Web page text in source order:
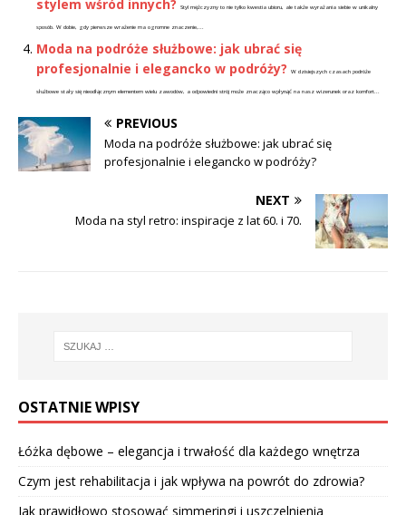
stylem wśród innych?
Styl mężczyzny to nie tylko kwestia ubioru, ale także wyrażania siebie w unikalny
sposób. W dobie, gdy pierwsze wrażenie ma ogromne znaczenie,...
Moda na podróże służbowe: jak ubrać się
profesjonalnie i elegancko w podróży?
W dzisiejszych czasach podróże
służbowe stały się nieodłącznym elementem wielu zawodów, a odpowiedni strój może znacząco wpłynąć na nasz wizerunek oraz komfort...
PREVIOUS
Moda na podróże służbowe: jak ubrać się
profesjonalnie i elegancko w podróży?
NEXT
Moda na styl retro: inspiracje z lat 60. i 70.
OSTATNIE WPISY
Łóżka dębowe – elegancja i trwałość dla każdego wnętrza
Czym jest rehabilitacja i jak wpływa na powrót do zdrowia?
Jak prawidłowo stosować simmeringi i uszczelnienia